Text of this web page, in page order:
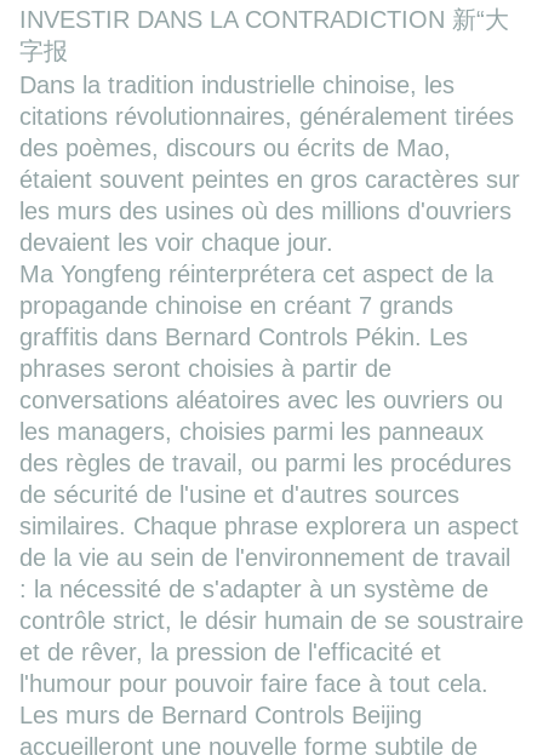
INVESTIR DANS LA CONTRADICTION 新“大
字报
Dans la tradition industrielle chinoise, les
citations révolutionnaires, généralement tirées
des poèmes, discours ou écrits de Mao,
étaient souvent peintes en gros caractères sur
les murs des usines où des millions d'ouvriers
devaient les voir chaque jour.
Ma Yongfeng réinterprétera cet aspect de la
propagande chinoise en créant 7 grands
graffitis dans Bernard Controls Pékin. Les
phrases seront choisies à partir de
conversations aléatoires avec les ouvriers ou
les managers, choisies parmi les panneaux
des règles de travail, ou parmi les procédures
de sécurité de l'usine et d'autres sources
similaires. Chaque phrase explorera un aspect
de la vie au sein de l'environnement de travail
: la nécessité de s'adapter à un système de
contrôle strict, le désir humain de se soustraire
et de rêver, la pression de l'efficacité et
l'humour pour pouvoir faire face à tout cela.
Les murs de Bernard Controls Beijing
accueilleront une nouvelle forme subtile de